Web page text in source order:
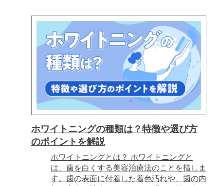
ホワイトニングの種類は？特徴や選び方
のポイントを解説
ホワイトニングとは？ ホワイトニングと
は、歯を白くする美容治療法のことを指しま
す。歯の表面に付着した着色汚れや、歯の内